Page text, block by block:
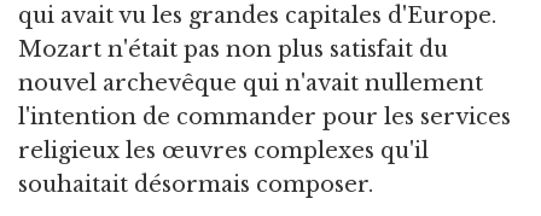
qui avait vu les grandes capitales d'Europe.
Mozart n'était pas non plus satisfait du
nouvel archevêque qui n'avait nullement
l'intention de commander pour les services
religieux les œuvres complexes qu'il
souhaitait désormais composer.